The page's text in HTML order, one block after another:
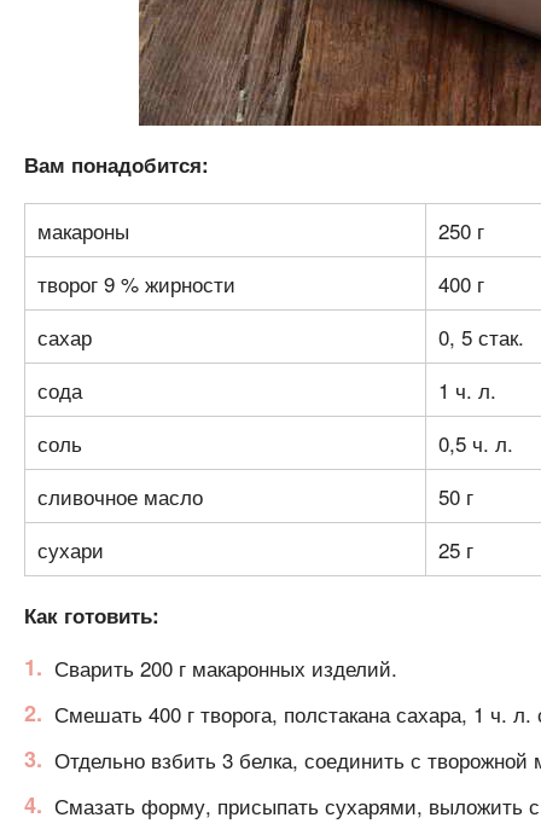
Вам понадобится:
макароны
250 г
творог 9 % жирности
400 г
сахар
0, 5 стак.
сода
1 ч. л.
соль
0,5 ч. л.
сливочное масло
50 г
сухари
25 г
Как готовить:
Сварить 200 г макаронных изделий.
Смешать 400 г творога, полстакана сахара, 1 ч.
Отдельно взбить 3 белка, соединить с
Смазать форму, присыпать сухарями, выложить